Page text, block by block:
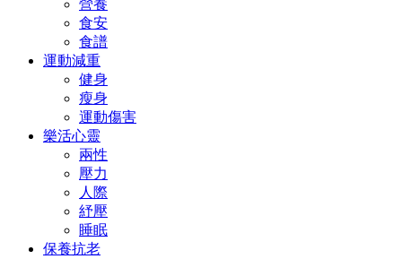
營養
食安
食譜
運動減重
健身
瘦身
運動傷害
樂活心靈
兩性
壓力
人際
紓壓
睡眠
保養抗老